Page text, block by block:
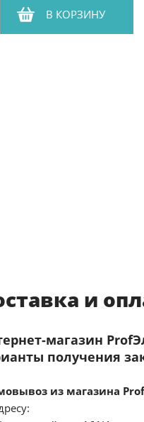
В КОРЗИНУ
и
магазин
получения
из магазина